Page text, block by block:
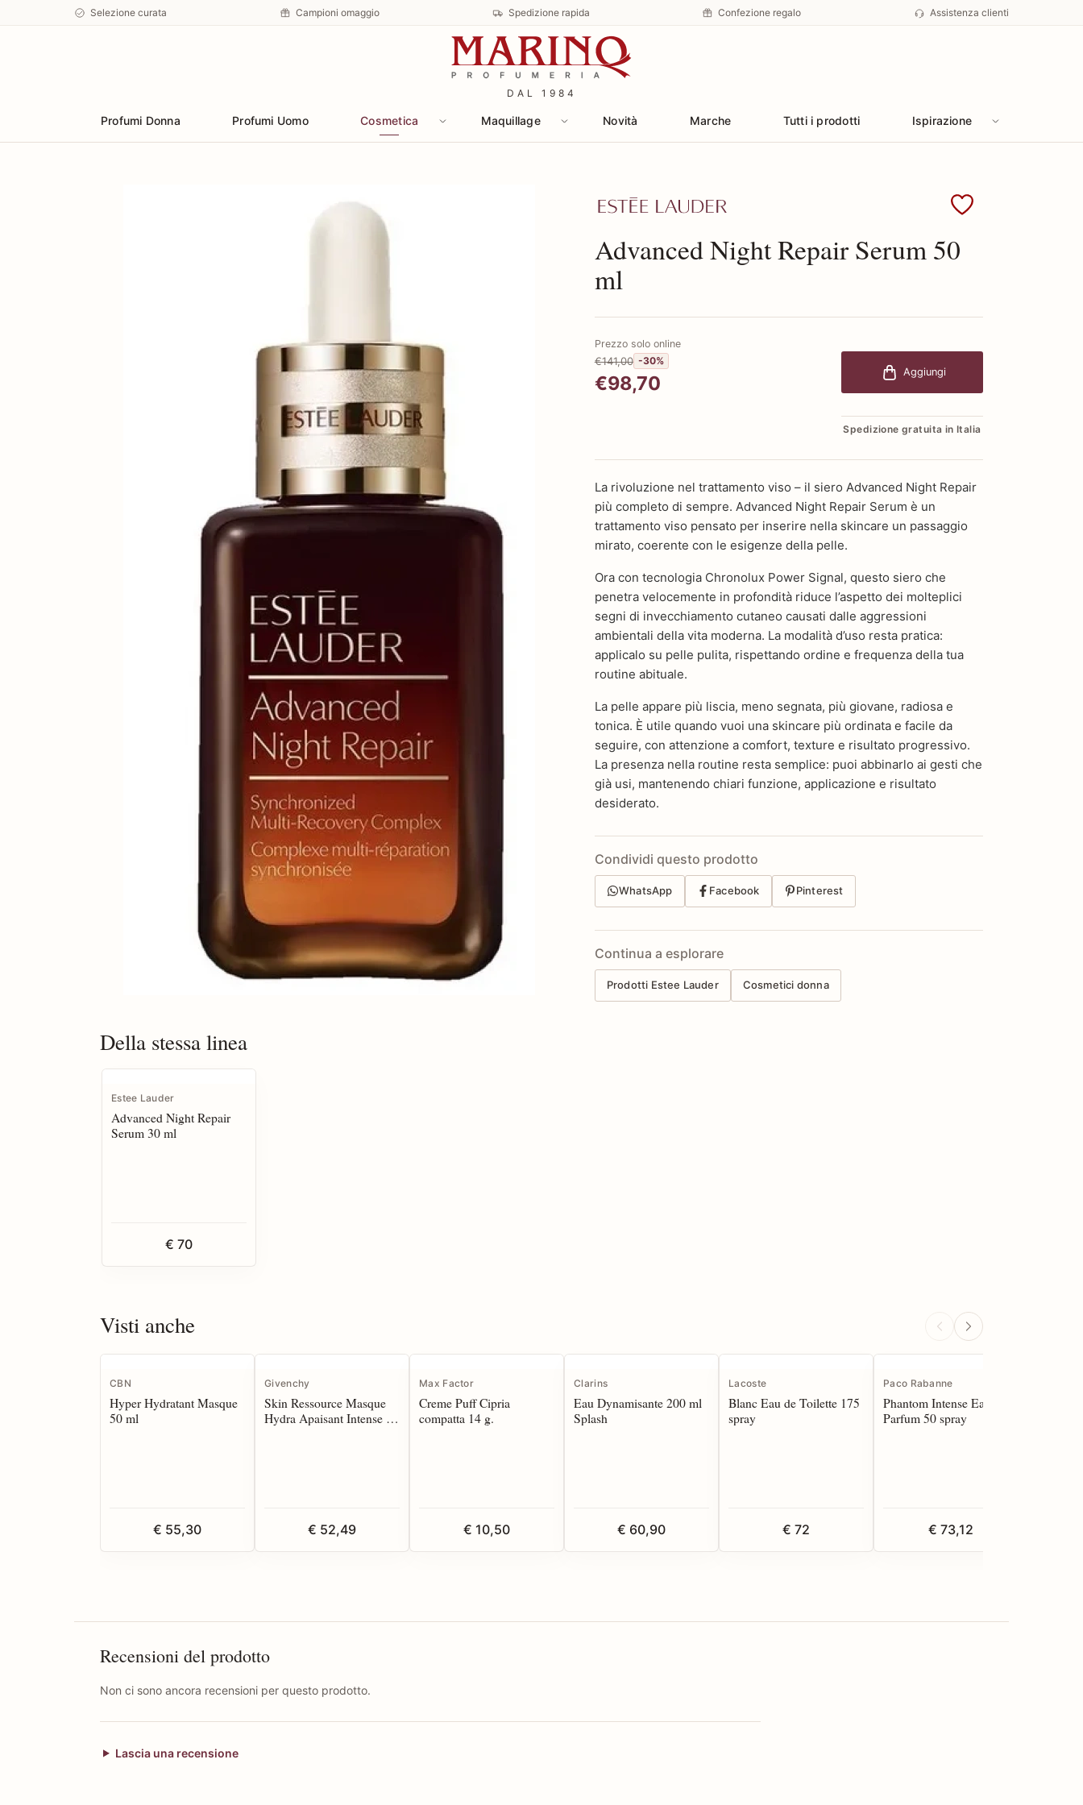
Selezione curata Campioni omaggio Spedizione rapida Confezione regalo Assistenza clienti
DAL 1984
Profumi Donna Profumi Uomo Cosmetica Maquillage Novità Marche Tutti i prodotti Ispirazione
Scopri i prodotti Estee Lauder
Advanced Night Repair Serum 50
ml
Prezzo solo online
€141,00 -30%
€98,70 Aggiungi
Spedizione gratuita in Italia
La rivoluzione nel trattamento viso – il siero Advanced Night Repair
più completo di sempre. Advanced Night Repair Serum è un
trattamento viso pensato per inserire nella skincare un passaggio
mirato, coerente con le esigenze della pelle.
Ora con tecnologia Chronolux Power Signal, questo siero che
penetra velocemente in profondità riduce l’aspetto dei molteplici
segni di invecchiamento cutaneo causati dalle aggressioni
ambientali della vita moderna. La modalità d’uso resta pratica:
applicalo su pelle pulita, rispettando ordine e frequenza della tua
routine abituale.
La pelle appare più liscia, meno segnata, più giovane, radiosa e
tonica. È utile quando vuoi una skincare più ordinata e facile da
seguire, con attenzione a comfort, texture e risultato progressivo.
La presenza nella routine resta semplice: puoi abbinarlo ai gesti che
già usi, mantenendo chiari funzione, applicazione e risultato
desiderato.
Condividi questo prodotto
WhatsApp Facebook Pinterest
Continua a esplorare
Prodotti Estee Lauder Cosmetici donna
Della stessa linea
Estee Lauder
Advanced Night Repair
Serum 30 ml
€ 70
Visti anche
CBN
Hyper Hydratant Masque
50 ml
€ 55,30
Givenchy
Skin Ressource Masque
Hydra Apaisant Intense 50
€ 52,49
Max Factor
Creme Puff Cipria
compatta 14 g.
€ 10,50
Clarins
Eau Dynamisante 200 ml
Splash
€ 60,90
Lacoste
Blanc Eau de Toilette 175
spray
€ 72
Paco Rabanne
Phantom Intense Eau de
Parfum 50 spray
€ 73,12
Recensioni del prodotto
Non ci sono ancora recensioni per questo prodotto.
Lascia una recensione